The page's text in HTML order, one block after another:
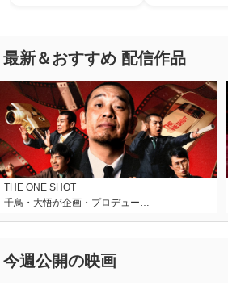
最新＆おすすめ 配信作品
THE ONE SHOT
千鳥・大悟が企画・プロデュー…
今週公開の映画